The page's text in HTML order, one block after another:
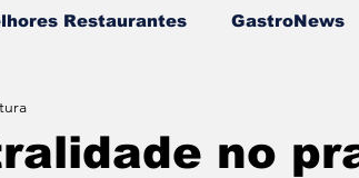
Restaurantes ⁠GastroNews
no